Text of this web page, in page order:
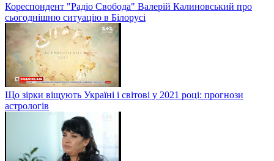
Кореспондент "Радіо Свобода" Валерій Калиновський про
сьогоднішню ситуацію в Білорусі
Що зірки віщують Україні і світові у 2021 році: прогнози
астрологів